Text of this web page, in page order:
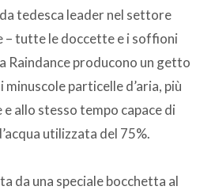
tedesca leader nel settore
– tutte le doccette e i soffioni
Raindance producono un getto
minuscole particelle d’aria, più
allo stesso tempo capace di
utilizzata del 75%.
da una speciale bocchetta al